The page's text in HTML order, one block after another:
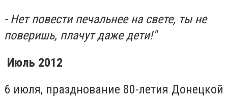
- Нет повести печальнее на свете, ты не
поверишь, плачут даже дети!"
Июль 2012
6 июля, празднование 80-летия Донецкой